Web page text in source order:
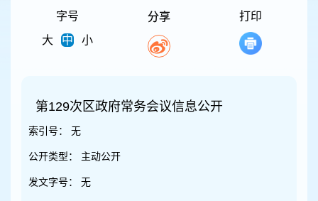
字号
大
中 小
分享 打印
第129次区政府常务会议信息公开
索引号： 无
公开类型： 主动公开
发文字号： 无